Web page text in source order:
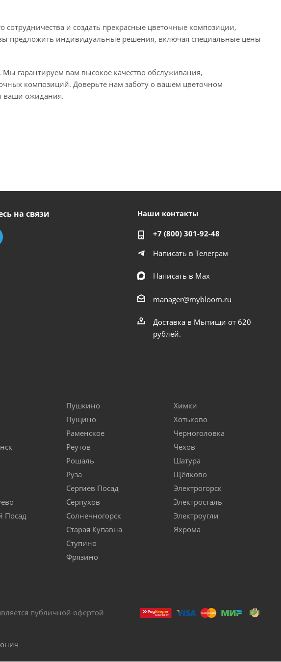
и создать прекрасные цветочные композиции,
предложить индивидуальные решения, включая специальные цены
гарантируем вам высокое качество обслуживания,
композиций. Доверьте нам заботу о вашем цветочном
ваши ожидания.
на связи Наши контакты
+7 (800) 301-92-48
Написать в Телеграм
Написать в Мах
manager@mybloom.ru
Доставка в Мытищи от 620
рублей.
Посад
Пушкино
Пущино
Раменское
Реутов
Рошаль
Руза
Сергиев Посад
Серпухов
Солнечногорск
Старая Купавна
Ступино
Фрязино
Химки
Хотьково
Черноголовка
Чехов
Шатура
Щёлково
Электрогорск
Электросталь
Электроугли
Яхрома
публичной офертой